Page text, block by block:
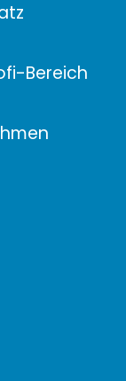
Bereich